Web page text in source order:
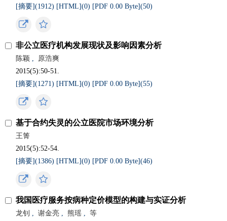
[摘要](1912) [HTML](0) [PDF 0.00 Byte](50)
非公立医疗机构发展现状及影响因素分析
陈颖 ,
原浩爽
2015(5):50-51.
[摘要](1271) [HTML](0) [PDF 0.00 Byte](55)
基于合约失灵的公立医院市场环境分析
王箐
2015(5):52-54.
[摘要](1386) [HTML](0) [PDF 0.00 Byte](46)
我国医疗服务按病种定价模型的构建与实证分析
龙钊 , 谢金亮 , 熊瑶 ,
等